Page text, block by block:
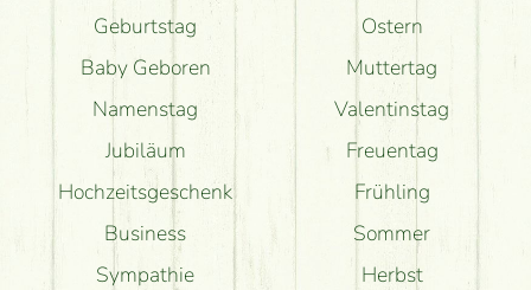
Geburtstag
Baby Geboren
Namenstag
Jubiläum
Hochzeitsgeschenk
Business
Sympathie
Ostern
Muttertag
Valentinstag
Freuentag
Frühling
Sommer
Herbst